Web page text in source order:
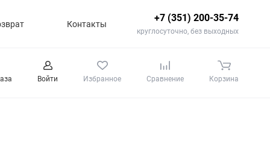
Контакты
+7 (351) 200-35-74
круглосуточно, без выходных
Войти Избранное Сравнение Корзина